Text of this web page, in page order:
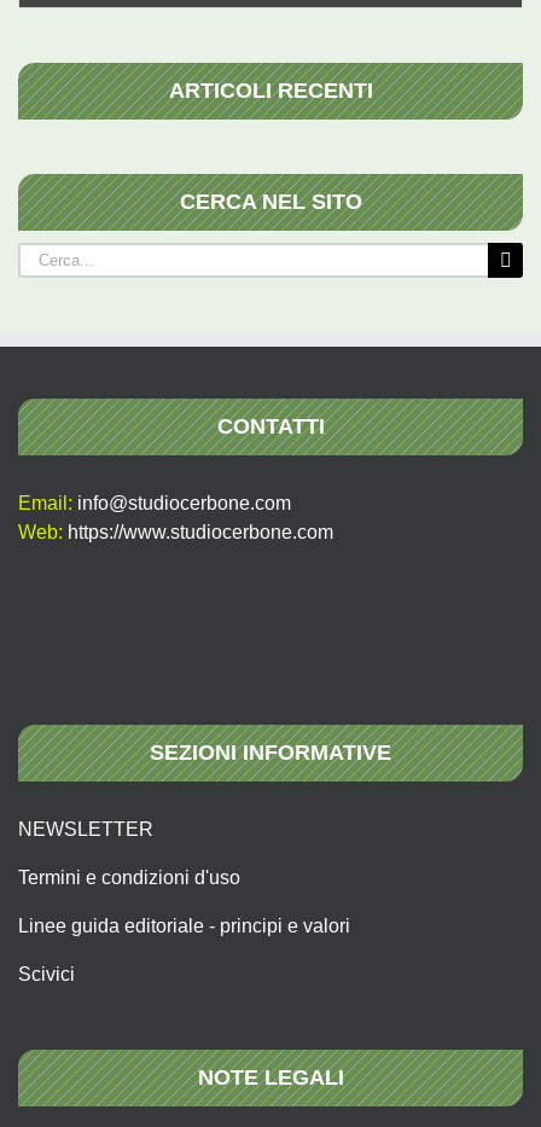
ARTICOLI RECENTI
CERCA NEL SITO
Cerca
per:
CONTATTI
Email: info@studiocerbone.com
Web: https://www.studiocerbone.com
SEZIONI INFORMATIVE
NEWSLETTER
Termini e condizioni d'uso
Linee guida editoriale - principi e valori
Scivici
NOTE LEGALI